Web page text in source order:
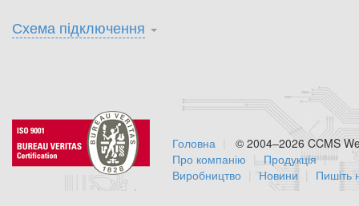
Схема підключення
© 2004–2026 CCMS
Головна
Про компанію
Продукція
Виробництво
Новини Пишіть